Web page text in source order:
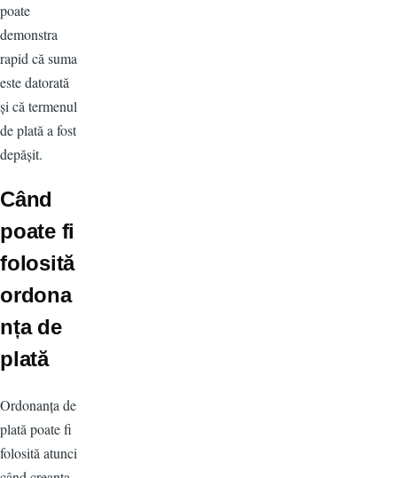
poate
demonstra
rapid că suma
este datorată
și că termenul
de plată a fost
depășit.
Când
poate fi
folosită
ordona
nța de
plată
Ordonanța de
plată poate fi
folosită atunci